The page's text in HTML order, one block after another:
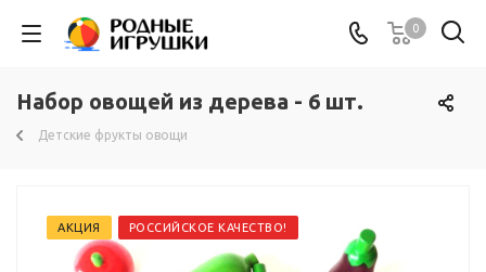
0
Набор овощей из дерева - 6 шт.
Детские фрукты овощи
АКЦИЯ РОССИЙСКОЕ КАЧЕСТВО!